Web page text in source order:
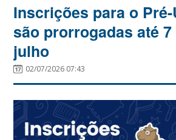
Inscrições para o Pré-
são prorrogadas até 7
julho
02/07/2026 07:43